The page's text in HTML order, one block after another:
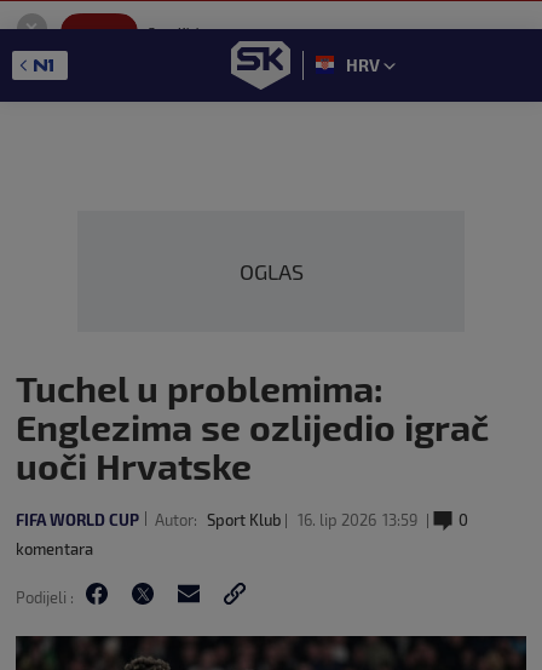
SportKlub
GET - On the Google Play
HRV
OGLAS
Tuchel u problemima:
Englezima se ozlijedio igrač
uoči Hrvatske
FIFA WORLD CUP Autor: Sport Klub 16. lip 2026 13:59
0
komentara
Podijeli :